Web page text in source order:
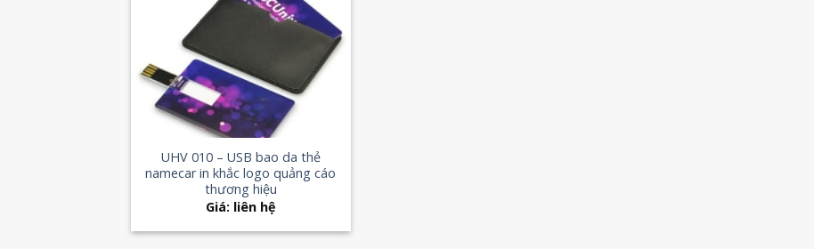
Add to
Wishlist
UHV 010 – USB bao da thẻ
namecar in khắc logo quảng cáo
thương hiệu
Giá: liên hệ